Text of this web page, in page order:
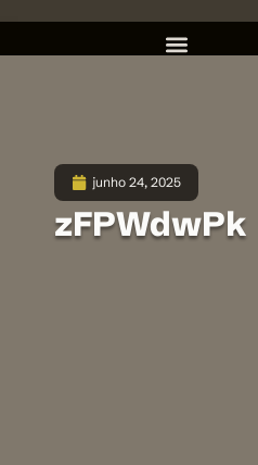
junho 24, 2025
zFPWdwPk